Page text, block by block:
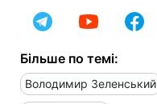
Більше по темі:
Володимир Зеленський